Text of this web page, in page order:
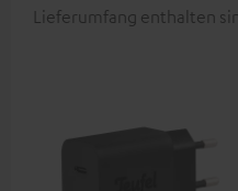
Lieferumfang enthalten